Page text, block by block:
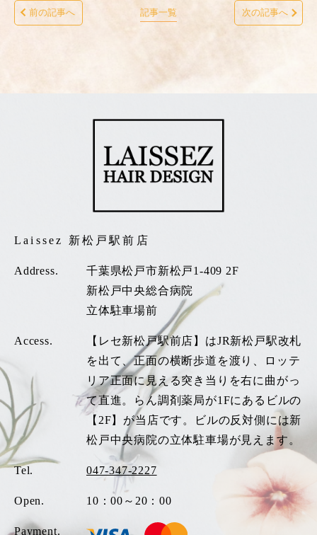
前の記事へ 記事一覧 次の記事へ
Laissez 新松戸駅前店
Address.
千葉県松戸市新松戸1-409 2F
新松戸中央総合病院
立体駐車場前
Access.
【レセ新松戸駅前店】はJR新松戸駅改札
を出て、正面の横断歩道を渡り、ロッテ
リア正面に見える突き当りを右に曲がっ
て直進。らん調剤薬局が1Fにあるビルの
【2F】が当店です。ビルの反対側には新
松戸中央病院の立体駐車場が見えます。
Tel. 047-347-2227
Open. 10：00～20：00
Payment.